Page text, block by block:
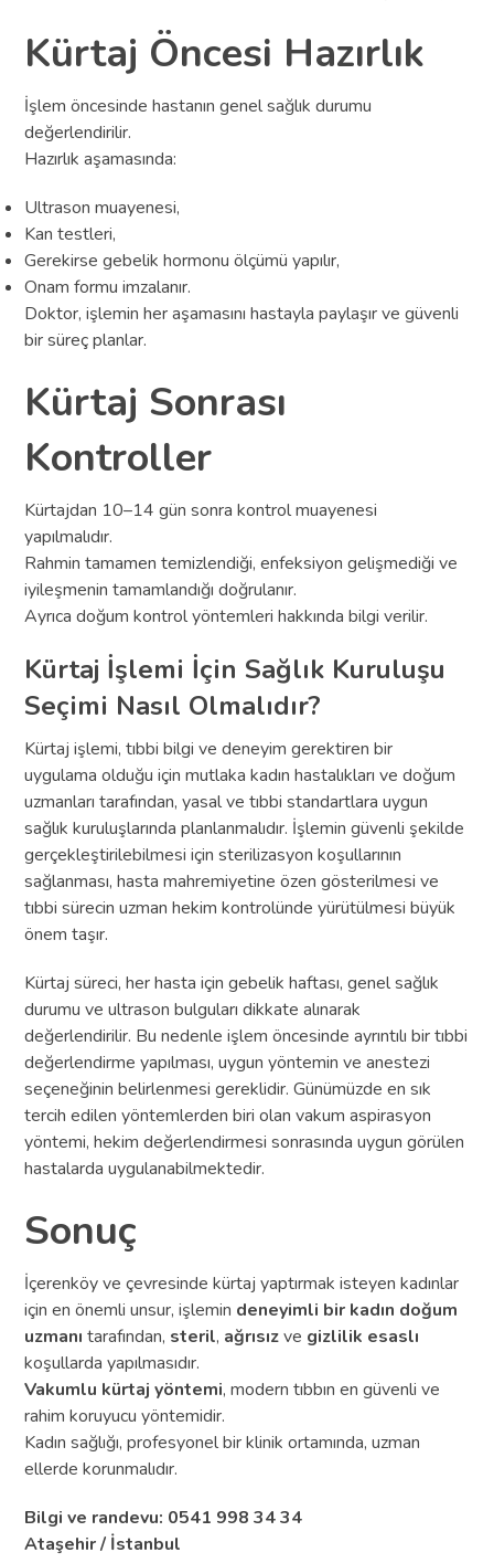
Kürtaj Öncesi Hazırlık
İşlem öncesinde hastanın genel sağlık durumu
değerlendirilir.
Hazırlık aşamasında:
Ultrason muayenesi,
Kan testleri,
Gerekirse gebelik hormonu ölçümü yapılır,
Onam formu imzalanır.
Doktor, işlemin her aşamasını hastayla paylaşır ve güvenli
bir süreç planlar.
Kürtaj Sonrası
Kontroller
Kürtajdan 10–14 gün sonra kontrol muayenesi
yapılmalıdır.
Rahmin tamamen temizlendiği, enfeksiyon gelişmediği ve
iyileşmenin tamamlandığı doğrulanır.
Ayrıca doğum kontrol yöntemleri hakkında bilgi verilir.
Kürtaj İşlemi İçin Sağlık Kuruluşu
Seçimi Nasıl Olmalıdır?
Kürtaj işlemi, tıbbi bilgi ve deneyim gerektiren bir
uygulama olduğu için mutlaka kadın hastalıkları ve doğum
uzmanları tarafından, yasal ve tıbbi standartlara uygun
sağlık kuruluşlarında planlanmalıdır. İşlemin güvenli şekilde
gerçekleştirilebilmesi için sterilizasyon koşullarının
sağlanması, hasta mahremiyetine özen gösterilmesi ve
tıbbi sürecin uzman hekim kontrolünde yürütülmesi büyük
önem taşır.
Kürtaj süreci, her hasta için gebelik haftası, genel sağlık
durumu ve ultrason bulguları dikkate alınarak
değerlendirilir. Bu nedenle işlem öncesinde ayrıntılı bir tıbbi
değerlendirme yapılması, uygun yöntemin ve anestezi
seçeneğinin belirlenmesi gereklidir. Günümüzde en sık
tercih edilen yöntemlerden biri olan vakum aspirasyon
yöntemi, hekim değerlendirmesi sonrasında uygun görülen
hastalarda uygulanabilmektedir.
Sonuç
İçerenköy ve çevresinde kürtaj yaptırmak isteyen kadınlar
için en önemli unsur, işlemin deneyimli bir kadın doğum
uzmanı tarafından, steril, ağrısızve gizlilik esaslı
koşullarda yapılmasıdır.
Vakumlu kürtaj yöntemi, modern tıbbın en güvenli ve
rahim koruyucu yöntemidir.
Kadın sağlığı, profesyonel bir klinik ortamında, uzman
ellerde korunmalıdır.
Bilgi ve randevu: 0541 998 34 34
Ataşehir / İstanbul